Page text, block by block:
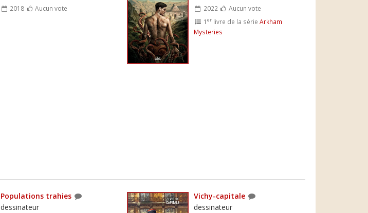
2018 Aucun vote 2022
Aucun vote
1 erlivre de la série Arkham
Mysteries
Populations trahies
dessinateur
Vichy-capitale
dessinateur